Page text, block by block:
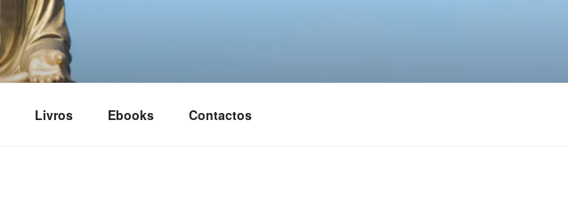
Livros Ebooks Contactos